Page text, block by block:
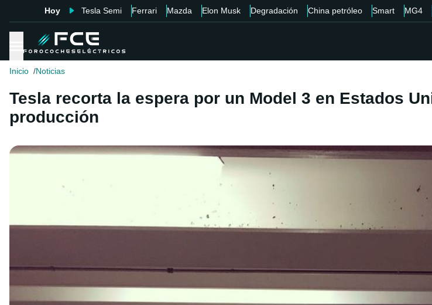
Hoy Tesla Semi Ferrari Mazda Elon Musk Degradación China petróleo Smart MG4
Inicio Noticias
Tesla recorta la espera por un Model 3 en Estados
producción